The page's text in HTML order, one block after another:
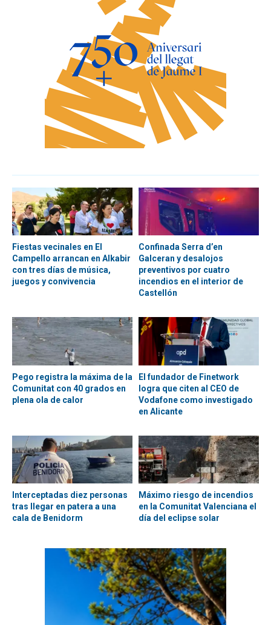
Fiestas vecinales en El
Campello arrancan en Alkabir
con tres días de música,
juegos y convivencia
Confinada Serra d’en
Galceran y desalojos
preventivos por cuatro
incendios en el interior de
Castellón
Pego registra la máxima de la
Comunitat con 40 grados en
plena ola de calor
El fundador de Finetwork
logra que citen al CEO de
Vodafone como investigado
en Alicante
Interceptadas diez personas
tras llegar en patera a una
cala de Benidorm
Máximo riesgo de incendios
en la Comunitat Valenciana el
día del eclipse solar